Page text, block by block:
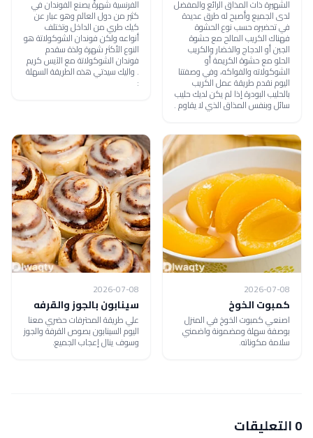
الشهيرة ذات المذاق الرائع والمفضل
لدى الجميع وأصبح له طرق عديدة
في تحضيره حسب نوع الحشوة
فهناك الكريب المالح مع حشوة
الجبن أو الدجاج والخضار والكريب
الحلو مع حشوة الكريمة أو
الشوكولاته والفواكه، وفي وصفتنا
اليوم نقدم طريقة عمل الكريب
بالحليب البودرة إذا لم يكن لديك حليب
سائل وبنفس المذاق الذي لا يقاوم .
الفرنسية شهرةً يصنع الفوندان في
كثير من دول العالم وهو عبار عن
كيك طري من الداخل وتختلف
أنواعه ولكن فوندان الشوكولاتة هو
النوع الأكثر شهرة ولذة سقدم
فوندان الشوكولاتة مع الآيس كريم
. واليك سيدتي هذه الطريقة السهلة
:
2026-07-08
كمبوت الخوخ
اصنعي كمبوت الخوخ في المنزل
بوصفة سهلة ومضمونة واضمني
سلامة مكوناته.
2026-07-08
سينابون بالجوز والقرفه
علي طريقة المحترفات حضري معنا
اليوم السينابون بصوص القرفة والجوز
وسوف ينال إعجاب الجميع.
0 التعليقات